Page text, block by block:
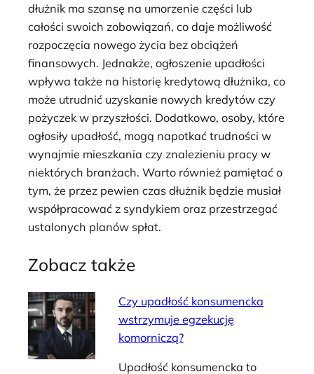
dłużnik ma szansę na umorzenie części lub
całości swoich zobowiązań, co daje możliwość
rozpoczęcia nowego życia bez obciążeń
finansowych. Jednakże, ogłoszenie upadłości
wpływa także na historię kredytową dłużnika, co
może utrudnić uzyskanie nowych kredytów czy
pożyczek w przyszłości. Dodatkowo, osoby, które
ogłosiły upadłość, mogą napotkać trudności w
wynajmie mieszkania czy znalezieniu pracy w
niektórych branżach. Warto również pamiętać o
tym, że przez pewien czas dłużnik będzie musiał
współpracować z syndykiem oraz przestrzegać
ustalonych planów spłat.
Zobacz także
Czy upadłość konsumencka
wstrzymuje egzekucję
komorniczą?
Upadłość konsumencka to